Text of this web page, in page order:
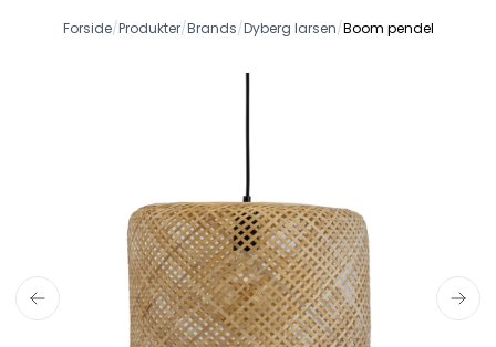
Forside/Produkter/Brands/Dyberg larsen/Boom pendel